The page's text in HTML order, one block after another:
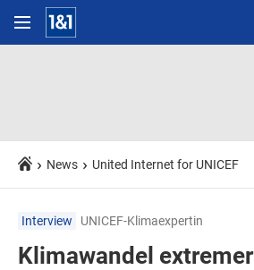
News United Internet for UNICEF
Interview UNICEF-Klimaexpertin
Klimawandel extremer